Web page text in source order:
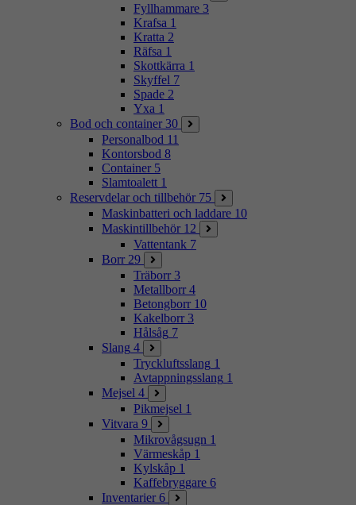
Fyllhammare 3
Krafsa 1
Kratta 2
Räfsa 1
Skottkärra 1
Skyffel 7
Spade 2
Yxa 1
Bod och container 30
Personalbod 11
Kontorsbod 8
Container 5
Slamtoalett 1
Reservdelar och tillbehör 75
Maskinbatteri och laddare 10
Maskintillbehör 12
Vattentank 7
Borr 29
Träborr 3
Metallborr 4
Betongborr 10
Kakelborr 3
Hålsåg 7
Slang 4
Tryckluftsslang 1
Avtappningsslang 1
Mejsel 4
Pikmejsel 1
Vitvara 9
Mikrovågsugn 1
Värmeskåp 1
Kylskåp 1
Kaffebryggare 6
Inventarier 6